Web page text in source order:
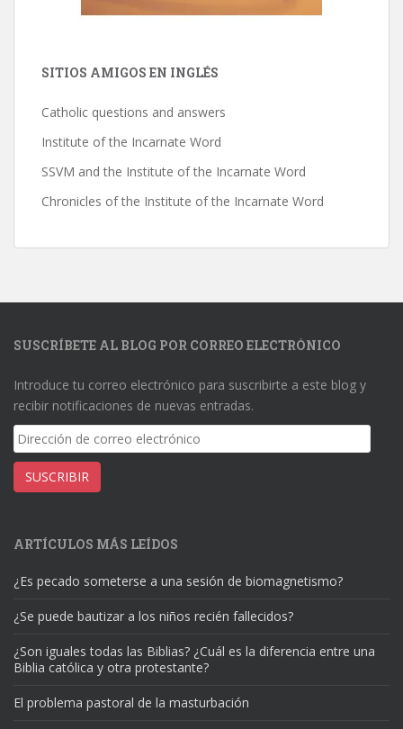
SITIOS AMIGOS EN INGLÉS
Catholic questions and answers
Institute of the Incarnate Word
SSVM and the Institute of the Incarnate Word
Chronicles of the Institute of the Incarnate Word
SUSCRÍBETE AL BLOG POR CORREO ELECTRÓNICO
Introduce tu correo electrónico para suscribirte a este blog y
recibir notificaciones de nuevas entradas.
Dirección
de
correo
electrónico
SUSCRIBIR
ARTÍCULOS MÁS LEÍDOS
¿Es pecado someterse a una sesión de biomagnetismo?
¿Se puede bautizar a los niños recién fallecidos?
¿Son iguales todas las Biblias? ¿Cuál es la diferencia entre una
Biblia católica y otra protestante?
El problema pastoral de la masturbación